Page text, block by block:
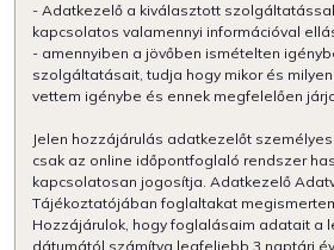
- Adatkezelő a kiválasztott
kapcsolatos valamennyi információval
- amennyiben a jövőben ismételten
szolgáltatásait, tudja hogy mikor és
vettem igénybe és ennek megfelelően
Jelen hozzájárulás adatkezelőt
csak az online időpontfoglaló rendszer
kapcsolatosan jogosítja. Adatkezelő
Tájékoztatójában foglaltakat
Hozzájárulok, hogy foglalásaim adatait a
dátumától számítva legfeljebb 3 naptári